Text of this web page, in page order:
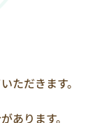
ただきます。
あります。